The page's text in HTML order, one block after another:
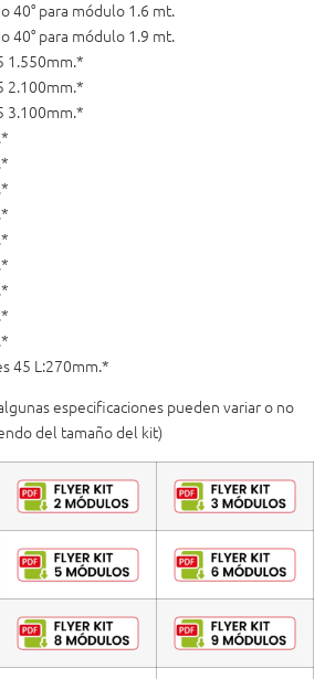
40° para módulo 1.6 mt.
40° para módulo 1.9 mt.
1.550mm.*
2.100mm.*
3.100mm.*
45 L:270mm.*
especificaciones pueden variar o no
del tamaño del kit)